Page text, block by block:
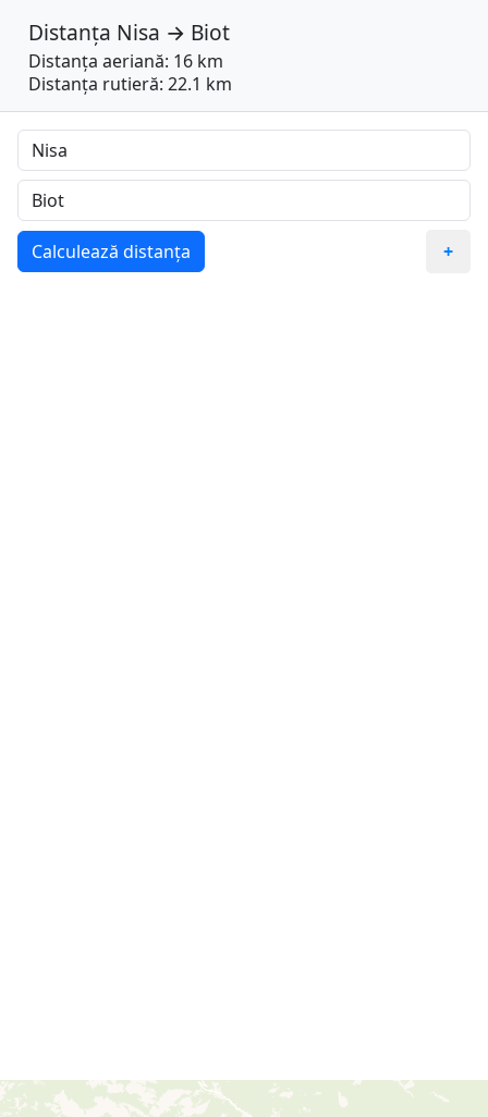
Distanța Nisa → Biot
Distanța aeriană: 16 km
Distanța rutieră: 22.1 km
Calculează distanța +